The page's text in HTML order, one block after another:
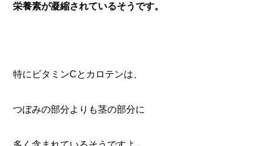
栄養素が凝縮されているそうです。
特にビタミンCとカロテンは、
つぼみの部分よりも茎の部分に